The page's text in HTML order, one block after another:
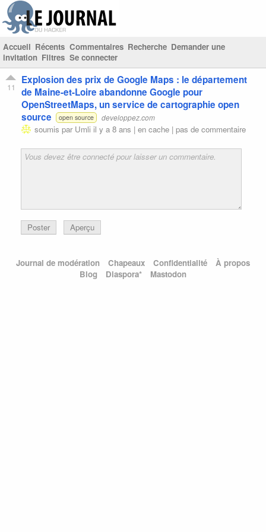
Accueil Récents Commentaires Recherche Demander une
invitation Filtres Se connecter
11
Explosion des prix de Google Maps : le département
de Maine-et-Loire abandonne Google pour
OpenStreetMaps, un service de cartographie open
source
open source developpez.com
soumis par Umli il y a 8 ans | en cache | pas de commentaire
Poster Aperçu
Journal de modération Chapeaux Confidentialité
À propos
Blog
Diaspora* Mastodon